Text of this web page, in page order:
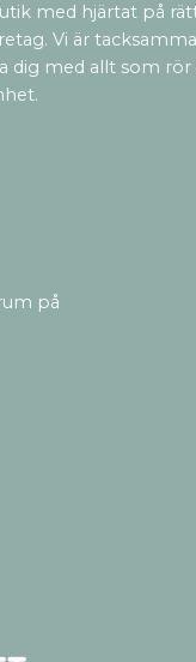
med hjärtat på
Vi är
dig med allt som rör
på